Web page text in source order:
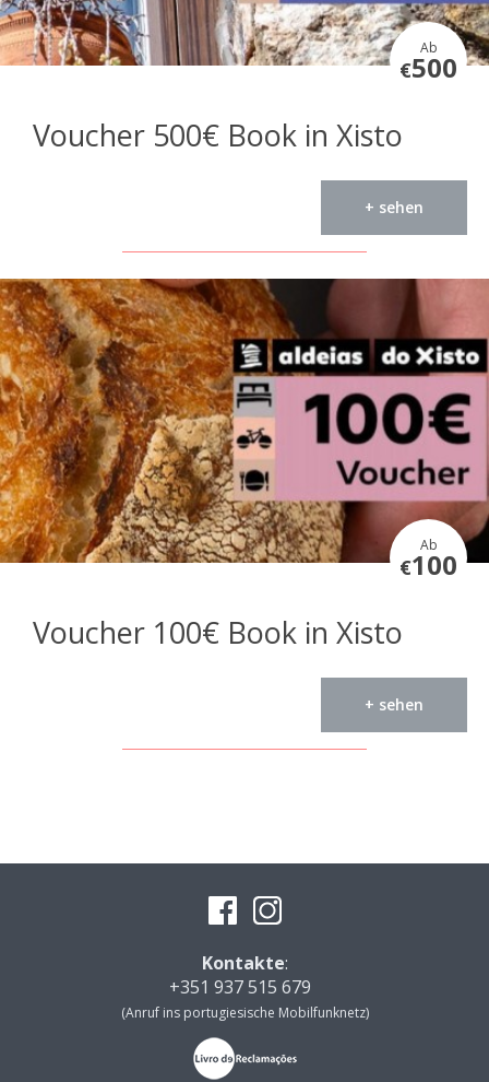
Ab
€500
Voucher 500€ Book in Xisto
+ sehen
Ab
€100
Voucher 100€ Book in Xisto
+ sehen
Kontakte:
+351 937 515 679
(Anruf ins portugiesische Mobilfunknetz)